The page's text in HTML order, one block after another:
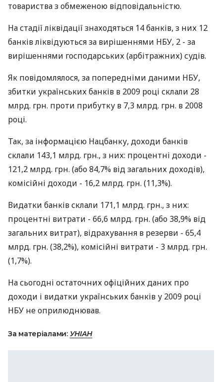
товариства з обмеженою відповідальністю.
На стадії ліквідації знаходяться 14 банків, з них 12
банків ліквідуються за вирішеннями НБУ, 2 - за
вирішеннями господарських (арбітражних) судів.
Як повідомлялося, за попередніми даними НБУ,
збитки українських банків в 2009 році склали 28
млрд. грн. проти прибутку в 7,3 млрд. грн. в 2008
році.
Так, за інформацією Нацбанку, доходи банків
склали 143,1 млрд. грн., з них: процентні доходи -
121,2 млрд. грн. (або 84,7% від загальних доходів),
комісійні доходи - 16,2 млрд. грн. (11,3%).
Видатки банків склали 171,1 млрд. грн., з них:
процентні витрати - 66,6 млрд. грн. (або 38,9% від
загальних витрат), відрахування в резерви - 65,4
млрд. грн. (38,2%), комісійні витрати - 3 млрд. грн.
(1,7%).
На сьогодні остаточних офіційних даних про
доходи і видатки українських банків у 2009 році
НБУ не оприлюднював.
За матеріалами: УНІАН